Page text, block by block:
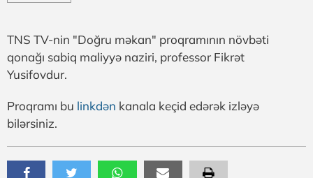
TNS TV-nin "Doğru məkan" proqramının növbəti
qonağı sabiq maliyyə naziri, professor Fikrət
Yusifovdur.
Proqramı bu linkdən kanala keçid edərək izləyə
bilərsiniz.